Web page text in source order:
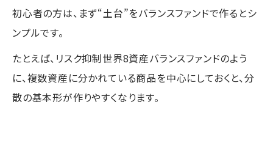
初心者の方は、まず“土台”をバランスファンドで作るとシ
ンプルです。
たとえば、リスク抑制世界8資産バランスファンドのよう
に、複数資産に分かれている商品を中心にしておくと、分
散の基本形が作りやすくなります。